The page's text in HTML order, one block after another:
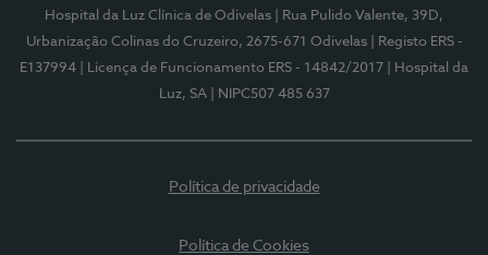
Hospital da Luz Clínica de Odivelas
| Rua Pulido Valente, 39D,
Urbanização Colinas do Cruzeiro, 2675-671 Odivelas
| Registo ERS -
E137994
| Licença de Funcionamento ERS - 14842/2017
| Hospital da
Luz, SA
| NIPC507 485 637
Política de privacidade
Política de Cookies